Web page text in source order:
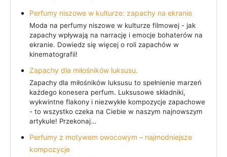
Perfumy niszowe w kulturze: zapachy na ekranie
Moda na perfumy niszowe w kulturze filmowej - jak
zapachy wpływają na narrację i emocje bohaterów na
ekranie. Dowiedz się więcej o roli zapachów w
kinematografii!
Zapachy dla miłośników luksusu.
Zapachy dla miłośników luksusu to spełnienie marzeń
każdego konesera perfum. Luksusowe składniki,
wykwintne flakony i niezwykłe kompozycje zapachowe
- to wszystko czeka na Ciebie w naszym najnowszym
artykule! Przekonaj…
Perfumy z motywem owocowym – najmodniejsze
kompozycje